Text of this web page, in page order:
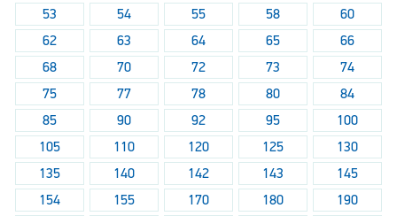
53 54 55 58
60
62
63 64 65
66
68
70 72 73
74
75
77 78 80
84
85
90 92 95
100
105
110 120 125
130
135
140 142 143
145
154
155 170 180
190